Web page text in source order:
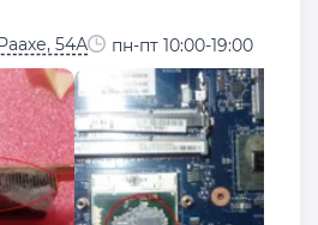
54А пн-пт 10:00-19:00